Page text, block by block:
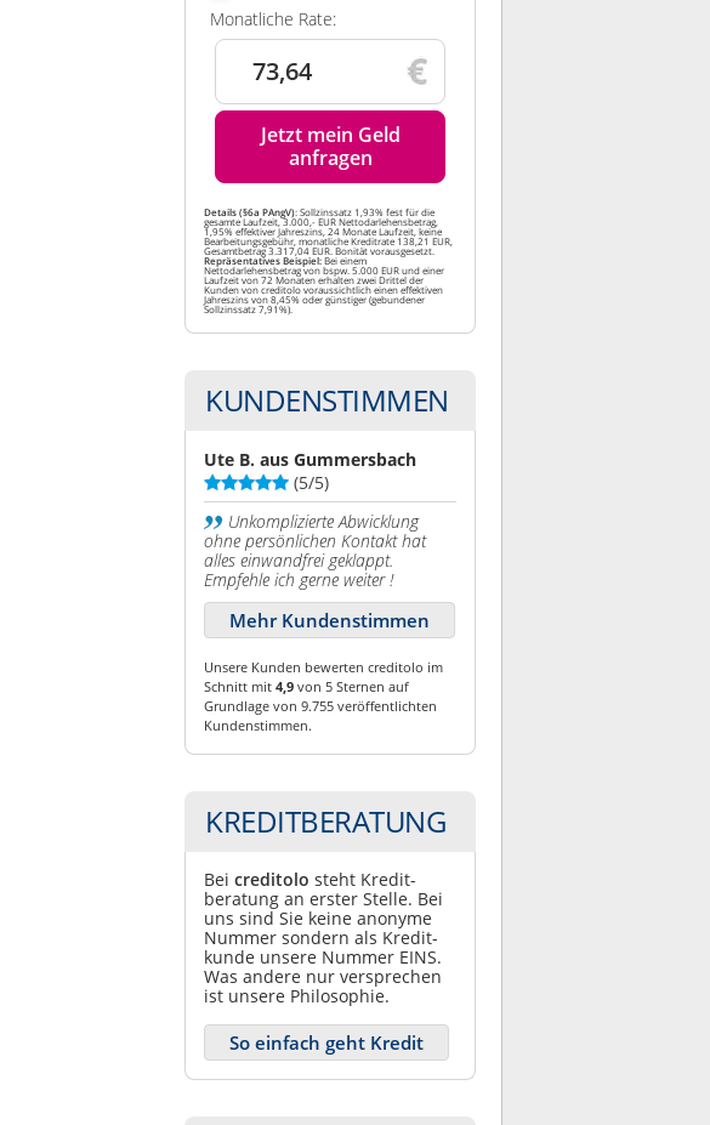
Monatliche Rate:
73,64
Jetzt mein Geld
anfragen
Details (§6a PAngV): Sollzinssatz 1,93% fest für die
gesamte Laufzeit, 3.000,- EUR Nettodarlehensbetrag,
1,95% effektiver Jahreszins, 24 Monate Laufzeit, keine
Bearbeitungsgebühr, monatliche Kreditrate 138,21 EUR,
Gesamtbetrag 3.317,04 EUR. Bonität vorausgesetzt.
Repräsentatives Beispiel:Bei einem
Nettodarlehensbetrag von bspw. 5.000 EUR und einer
Laufzeit von 72 Monaten erhalten zwei Drittel der
Kunden von creditolo voraussichtlich einen effektiven
Jahreszins von 8,45% oder günstiger (gebundener
Sollzinssatz 7,91%).
KUNDENSTIMMEN
Ute B. aus Gummersbach
(5/5)
Unkomplizierte Abwicklung
ohne persönlichen Kontakt hat
alles einwandfrei geklappt.
Empfehle ich gerne weiter !
Mehr Kundenstimmen
Unsere Kunden bewerten creditolo im
Schnitt mit 4,9 von 5 Sternen auf
Grundlage von 9.755 veröffentlichten
Kundenstimmen.
KREDITBERATUNG
Bei creditolo steht Kredit­
beratung an erster Stelle. Bei
uns sind Sie keine anonyme
Nummer sondern als Kredit­
kunde unsere Nummer EINS.
Was andere nur ver­sprechen
ist unsere Philosophie.
So einfach geht Kredit